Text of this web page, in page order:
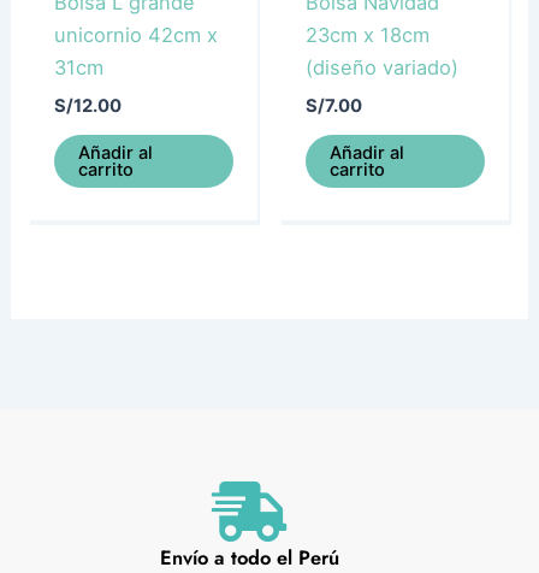
unicornio 42cm x
31cm
S/12.00
Añadir al
carrito
23cm x 18cm
(diseño variado)
S/7.00
Añadir al
carrito
Envío a todo el Perú